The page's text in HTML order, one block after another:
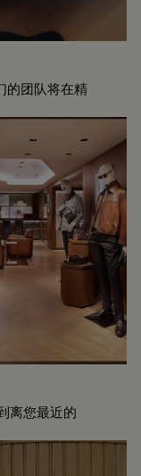
的团队将在精
离您最近的